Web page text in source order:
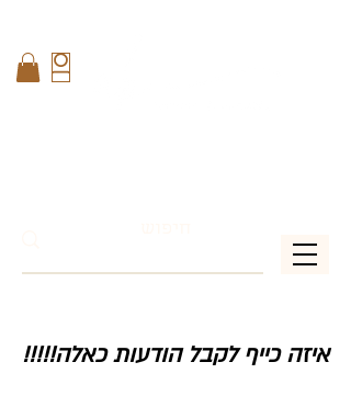
איזה כייף לקבל הודעות כאלה!!!!!